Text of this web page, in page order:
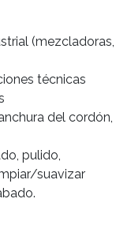
(mezcladoras,
técnicas
del cordón,
pulido,
suavizar